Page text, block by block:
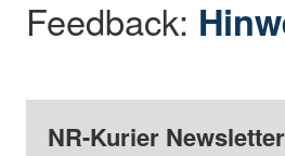
Feedback:
NR-Kurier